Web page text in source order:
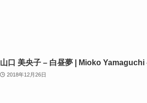
山口 美央子 – 白昼夢 | Mioko
2018年12月26日